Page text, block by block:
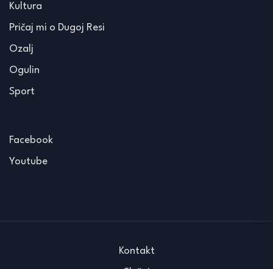
Kultura
Pričaj mi o Dugoj Resi
Ozalj
Ogulin
Sport
Facebook
Youtube
Kontakt